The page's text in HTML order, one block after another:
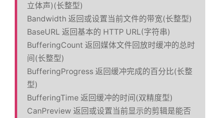
立体声)(长整型)
Bandwidth 返回或设置当前文件的带宽(长整型)
BaseURL 返回基本的 HTTP URL(字符串)
BufferingCount 返回媒体文件回放时缓冲的总时
间(长整型)
BufferingProgress 返回缓冲完成的百分比(长整
型)
BufferingTime 返回缓冲的时间(双精度型)
CanPreview 返回或设置当前显示的剪辑是能否